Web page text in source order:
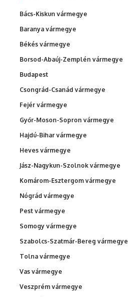
Bács-Kiskun vármegye
Baranya vármegye
Békés vármegye
Borsod-Abaúj-Zemplén vármegye
Budapest
Csongrád-Csanád vármegye
Fejér vármegye
Győr-Moson-Sopron vármegye
Hajdú-Bihar vármegye
Heves vármegye
Jász-Nagykun-Szolnok vármegye
Komárom-Esztergom vármegye
Nógrád vármegye
Pest vármegye
Somogy vármegye
Szabolcs-Szatmár-Bereg vármegye
Tolna vármegye
Vas vármegye
Veszprém vármegye